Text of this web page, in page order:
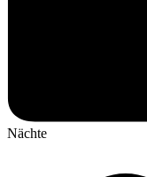
Nächte